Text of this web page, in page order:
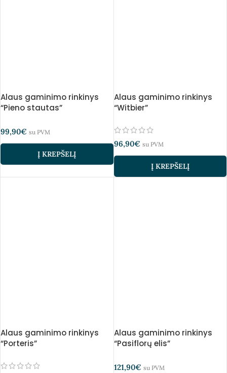
Alaus gaminimo rinkinys
“Pieno stautas”
99,90€ su PVM
Į KREPŠELĮ
Alaus gaminimo rinkinys
“Witbier”
96,90€ su PVM
Į KREPŠELĮ
Alaus gaminimo rinkinys
“Porteris”
Alaus gaminimo rinkinys
“Pasiflorų elis”
121,90€ su PVM